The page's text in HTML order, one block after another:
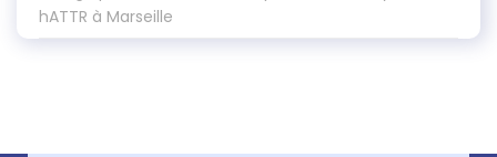
hATTR à Marseille